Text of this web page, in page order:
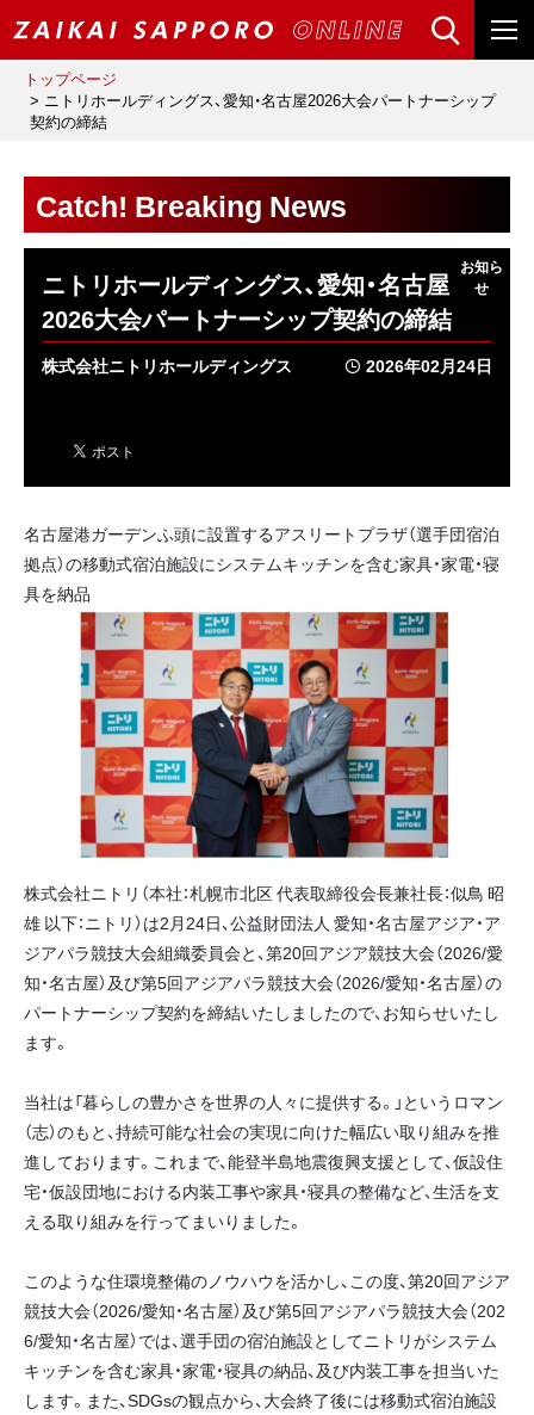
トップページ
ニトリホールディングス、愛知・名古屋2026大会パートナーシップ
契約の締結
Catch! Breaking News
ニトリホールディングス、愛知・名古屋
2026大会パートナーシップ契約の締結
株式会社ニトリホールディングス 2026年02月24日
名古屋港ガーデンふ頭に設置するアスリートプラザ（選手団宿泊
拠点）の移動式宿泊施設にシステムキッチンを含む家具・家電・寝
具を納品
株式会社ニトリ（本社：札幌市北区 代表取締役会長兼社長：似鳥 昭
雄 以下：ニトリ）は2月24日、公益財団法人 愛知・名古屋アジア・ア
ジアパラ競技大会組織委員会と、第20回アジア競技大会（2026/愛
知・名古屋）及び第5回アジアパラ競技大会（2026/愛知・名古屋）の
パートナーシップ契約を締結いたしましたので、お知らせいたし
ます。
当社は「暮らしの豊かさを世界の人々に提供する。」というロマン
（志）のもと、持続可能な社会の実現に向けた幅広い取り組みを推
進しております。これまで、能登半島地震復興支援として、仮設住
宅・仮設団地における内装工事や家具・寝具の整備など、生活を支
える取り組みを行ってまいりました。
このような住環境整備のノウハウを活かし、この度、第20回アジア
競技大会（2026/愛知・名古屋）及び第5回アジアパラ競技大会（202
6/愛知・名古屋）では、選手団の宿泊施設としてニトリがシステム
キッチンを含む家具・家電・寝具の納品、及び内装工事を担当いた
します。また、SDGsの観点から、大会終了後には移動式宿泊施設